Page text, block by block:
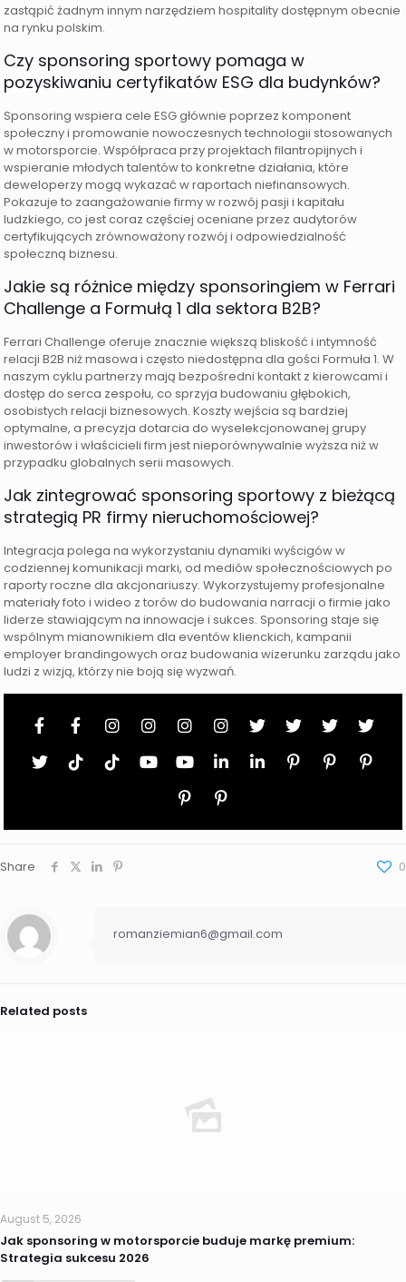
zastąpić żadnym innym narzędziem hospitality dostępnym obecnie
na rynku polskim.
Czy sponsoring sportowy pomaga w
pozyskiwaniu certyfikatów ESG dla budynków?
Sponsoring wspiera cele ESG głównie poprzez komponent
społeczny i promowanie nowoczesnych technologii stosowanych
w motorsporcie. Współpraca przy projektach filantropijnych i
wspieranie młodych talentów to konkretne działania, które
deweloperzy mogą wykazać w raportach niefinansowych.
Pokazuje to zaangażowanie firmy w rozwój pasji i kapitału
ludzkiego, co jest coraz częściej oceniane przez audytorów
certyfikujących zrównoważony rozwój i odpowiedzialność
społeczną biznesu.
Jakie są różnice między sponsoringiem w Ferrari
Challenge a Formułą 1 dla sektora B2B?
Ferrari Challenge oferuje znacznie większą bliskość i intymność
relacji B2B niż masowa i często niedostępna dla gości Formuła 1. W
naszym cyklu partnerzy mają bezpośredni kontakt z kierowcami i
dostęp do serca zespołu, co sprzyja budowaniu głębokich,
osobistych relacji biznesowych. Koszty wejścia są bardziej
optymalne, a precyzja dotarcia do wyselekcjonowanej grupy
inwestorów i właścicieli firm jest nieporównywalnie wyższa niż w
przypadku globalnych serii masowych.
Jak zintegrować sponsoring sportowy z bieżącą
strategią PR firmy nieruchomościowej?
Integracja polega na wykorzystaniu dynamiki wyścigów w
codziennej komunikacji marki, od mediów społecznościowych po
raporty roczne dla akcjonariuszy. Wykorzystujemy profesjonalne
materiały foto i wideo z torów do budowania narracji o firmie jako
liderze stawiającym na innowacje i sukces. Sponsoring staje się
wspólnym mianownikiem dla eventów klienckich, kampanii
employer brandingowych oraz budowania wizerunku zarządu jako
ludzi z wizją, którzy nie boją się wyzwań.
Share 0
romanziemian6@gmail.com
Related posts
August 5, 2026
Jak sponsoring w motorsporcie buduje markę premium:
Strategia sukcesu 2026